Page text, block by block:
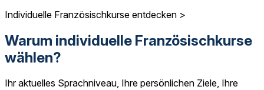
Individuelle Französischkurse entdecken >
Warum individuelle Französischkurse
wählen?
Ihr aktuelles Sprachniveau, Ihre persönlichen Ziele, Ihre